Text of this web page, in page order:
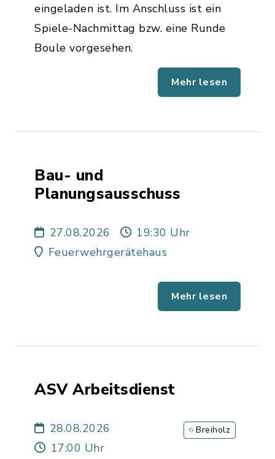
eingeladen ist. Im Anschluss ist ein
Spiele-Nachmittag bzw. eine Runde
Boule vorgesehen.
Mehr lesen
Bau- und
Planungsausschuss
27.08.2026
19:30 Uhr
Feuerwehrgerätehaus
Mehr lesen
ASV Arbeitsdienst
28.08.2026
17:00 Uhr
Breiholz